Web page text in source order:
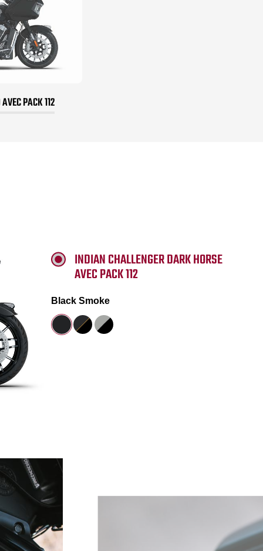
PACK 112
INDIAN CHALLENGER DARK HORSE
AVEC PACK 112
Black Smoke